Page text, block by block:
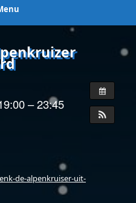
– 23:45
de-alpenkruiser-uit-